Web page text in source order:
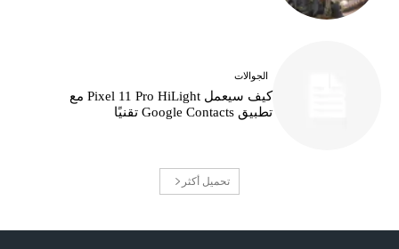
الجوالات
كيف سيعمل Pixel 11 Pro HiLight مع
تطبيق Google Contacts تقنيًا
تحميل أكثر